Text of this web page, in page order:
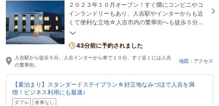
２０２３年１０月オープン！すぐ隣にコンビニやコ
インランドリーもあり、人吉駅やインターからも近
くて便利な立地☆人吉市内の繁華街へも徒歩５分圏
内。Wi-Fi完備で長期滞在やワーケーションにもピッ
43分前に予約されました
人吉駅から徒歩５分。人吉インターから車で１０分。すぐ近くには人吉
の繁華街。
地図・アクセス
【素泊まり】スタンダードステイプラン☆好立地なみづほで人吉を満
喫！ビジネス利用にも最適♪
ダブル 食事なし